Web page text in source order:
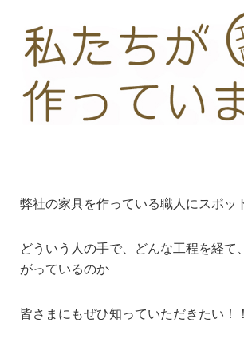
弊社の家具を作っている職人にスポッ
どういう人の手で、どんな工程を経て
がっているのか
皆さまにもぜひ知っていただきたい！！